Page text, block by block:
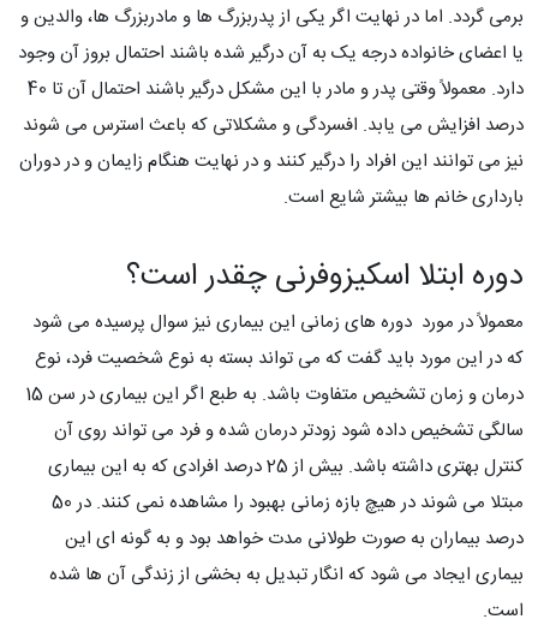
برمی گردد. اما در نهایت اگر یکی از پدربزرگ ها و مادربزرگ ها، والدین و
یا اعضای خانواده درجه یک به آن درگیر شده باشند احتمال بروز آن وجود
دارد. معمولاً وقتی پدر و مادر با این مشکل درگیر باشند احتمال آن تا 40
درصد افزایش می یابد. افسردگی و مشکلاتی که باعث استرس می شوند
نیز می توانند این افراد را درگیر کنند و در نهایت هنگام زایمان و در دوران
بارداری خانم ها بیشتر شایع است.
دوره ابتلا اسکیزوفرنی چقدر است؟
معمولاً در مورد دوره های زمانی این بیماری نیز سوال پرسیده می شود
که در این مورد باید گفت که می تواند بسته به نوع شخصیت فرد، نوع
درمان و زمان تشخیص متفاوت باشد. به طبع اگر این بیماری در سن 15
سالگی تشخیص داده شود زودتر درمان شده و فرد می تواند روی آن
کنترل بهتری داشته باشد. بیش از 25 درصد افرادی که به این بیماری
مبتلا می شوند در هیچ بازه زمانی بهبود را مشاهده نمی کنند. در 50
درصد بیماران به صورت طولانی مدت خواهد بود و به گونه ای این
بیماری ایجاد می شود که انگار تبدیل به بخشی از زندگی آن ها شده
است.